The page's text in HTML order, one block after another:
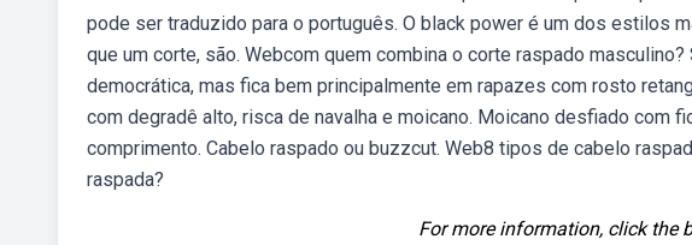
pode ser traduzido para o português. O black power é um dos estilos
que um corte, são. Webcom quem combina o corte raspado
democrática, mas fica bem principalmente em rapazes com rosto
com degradê alto, risca de navalha e moicano. Moicano desfiado com
comprimento. Cabelo raspado ou buzzcut. Web8 tipos de cabelo
raspada?
For more information, click the